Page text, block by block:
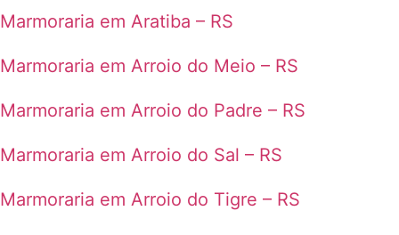
Marmoraria em Aratiba – RS
Marmoraria em Arroio do Meio – RS
Marmoraria em Arroio do Padre – RS
Marmoraria em Arroio do Sal – RS
Marmoraria em Arroio do Tigre – RS